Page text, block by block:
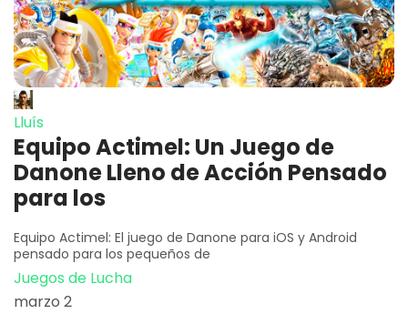
Lluís
Equipo Actimel: Un Juego de
Danone Lleno de Acción Pensado
para los
Equipo Actimel: El juego de Danone para iOS y Android
pensado para los pequeños de
Juegos de Lucha
marzo 2